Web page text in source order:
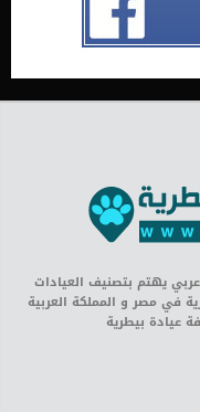
يهتم بتصنيف العيادات
في مصر و المملكة العربية
عيادة بيطرية